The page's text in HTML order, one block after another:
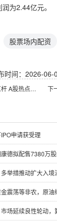
为2.44亿元。
股票场内配资
时间：2026-06-
如何股票杠杆 A股热点高低切换 主要股指走势分化 机构：科技主线内部可能迎来轮动 下
申请获受理
拟配售7380万股H股
举措推动扩大入境
震荡等非农，原油
续良性轮动，算力硬件